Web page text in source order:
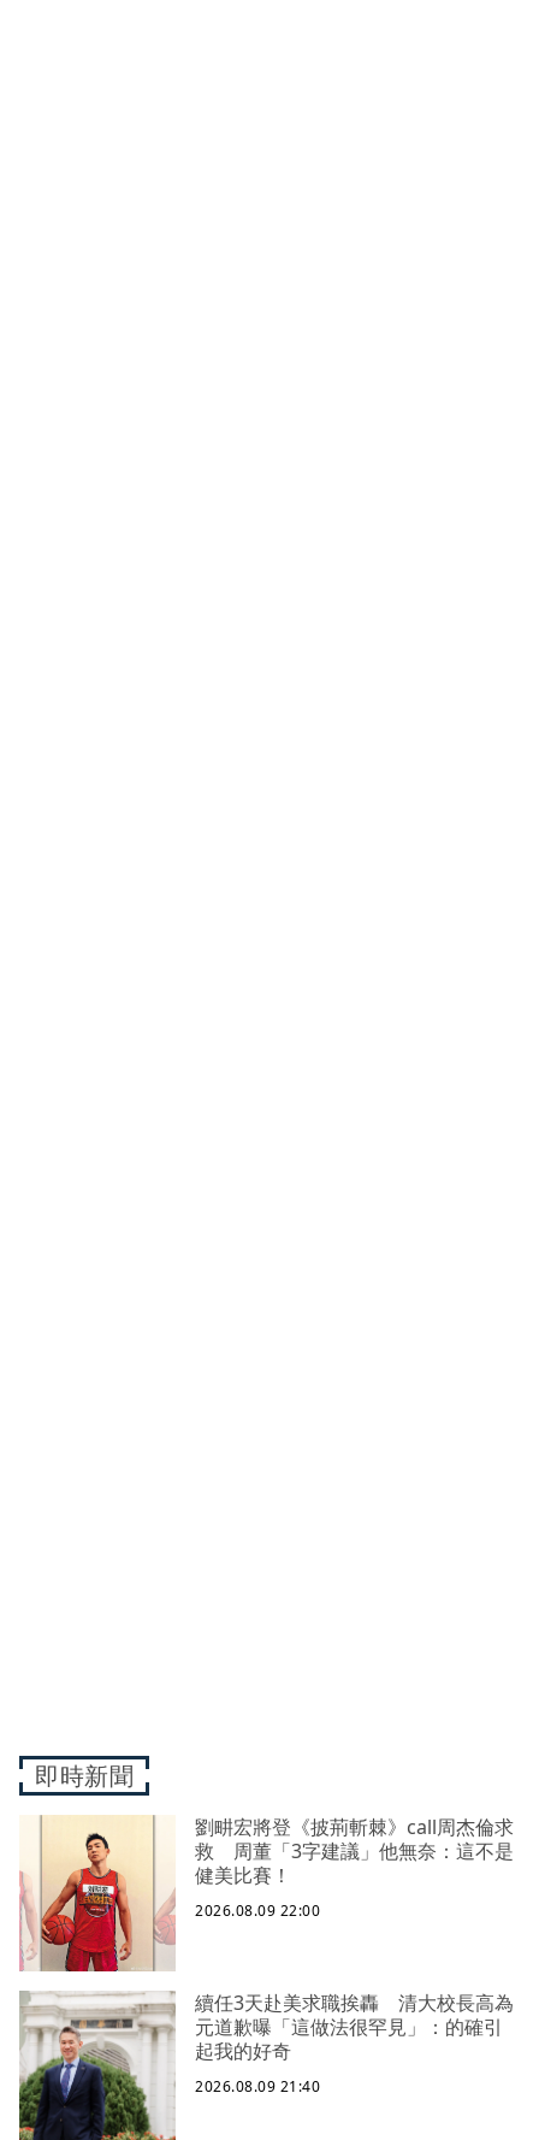
即時新聞
劉畊宏將登《披荊斬棘》call周杰倫求
救 周董「3字建議」他無奈：這不是
健美比賽！
2026.08.09 22:00
續任3天赴美求職挨轟 清大校長高為
元道歉曝「這做法很罕見」：的確引
起我的好奇
2026.08.09 21:40